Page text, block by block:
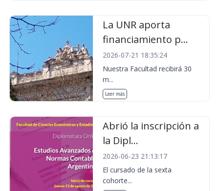
La UNR aporta
financiamiento p...
2026-07-21 18:35:24
Nuestra Facultad recibirá 30
m...
Leer más
Abrió la inscripción a
la Dipl...
2026-06-23 21:13:17
El cursado de la sexta
cohorte...